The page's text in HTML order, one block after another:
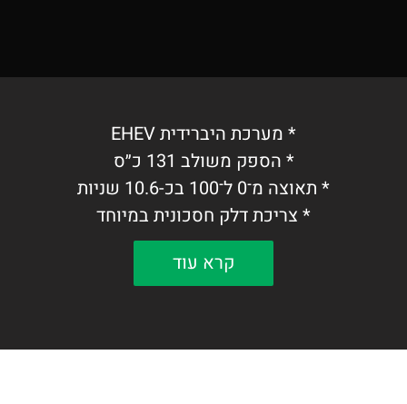
* מערכת היברידית EHEV
* הספק משולב 131 כ״ס
* תאוצה מ־0 ל־100 בכ-10.6 שניות
* צריכת דלק חסכונית במיוחד
* מולטימדיה מתקדמת, בקרת אקלים ומצלמת
רוורס
נתיב
קרא עוד